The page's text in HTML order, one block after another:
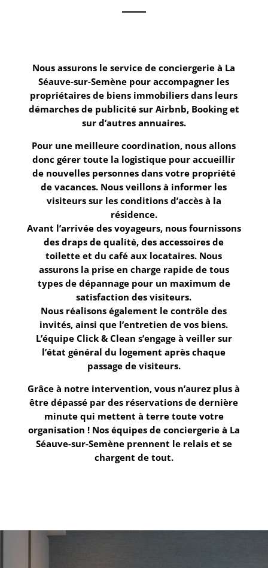
Nous assurons le service de conciergerie à La
Séauve-sur-Semène pour accompagner les
propriétaires de biens immobiliers dans leurs
démarches de publicité sur Airbnb, Bookinget
sur d’autres annuaires.
Pour une meilleure coordination, nous allons
doncgérertoute la logistique pour accueillir
de nouvelles personnes dans votre propriété
de vacances. Nous veillons à informer les
visiteurs sur les conditions d’accès à la
résidence.
Avant l’arrivée des voyageurs, nous fournissons
des draps de qualité, des accessoires de
toilette et du café aux locataires. Nous
assurons la prise en charge rapide de tous
types de dépannage pour un maximum de
satisfaction des visiteurs.
Nous réalisons également le contrôle des
invités, ainsi que l’entretien de vos biens.
L’équipe Click & Clean s’engage à veiller sur
l’état général du logement après chaque
passage de visiteurs.
Grâce à notre intervention, vous n’aurez plus à
être dépassé par des réservations de dernière
minute qui mettent à terre toute votre
organisation ! Nos équipes de conciergerie à La
Séauve-sur-Semèneprennent le relais et se
chargent de tout.